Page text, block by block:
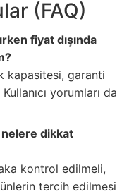
(FAQ)
fiyat dışında
kapasitesi, garanti
yorumları da
dikkat
kontrol edilmeli,
tercih edilmesi